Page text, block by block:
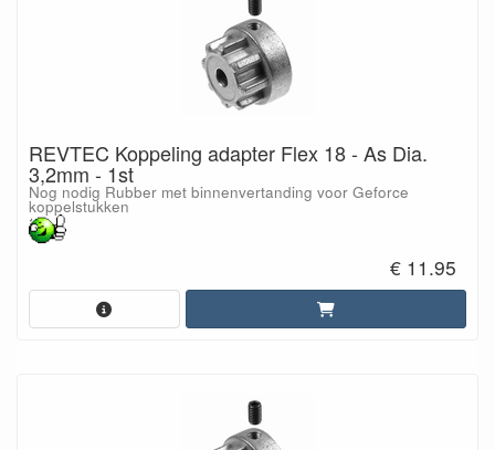
REVTEC Koppeling adapter Flex 18 - As Dia.
3,2mm - 1st
Nog nodig Rubber met binnenvertanding voor Geforce
koppelstukken
€ 11.95